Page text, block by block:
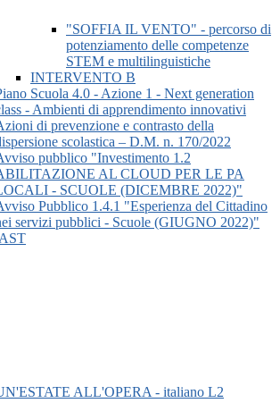
"SOFFIA IL VENTO" - percorso di
potenziamento delle competenze
STEM e multilinguistiche
INTERVENTO B
Scuola 4.0 - Azione 1 - Next generation
- Ambienti di apprendimento innovativi
di prevenzione e contrasto della
scolastica – D.M. n. 170/2022
pubblico "Investimento 1.2
AL CLOUD PER LE PA
- SCUOLE (DICEMBRE 2022)"
Pubblico 1.4.1 "Esperienza del Cittadino
servizi pubblici - Scuole (GIUGNO 2022)"
ALL'OPERA - italiano L2